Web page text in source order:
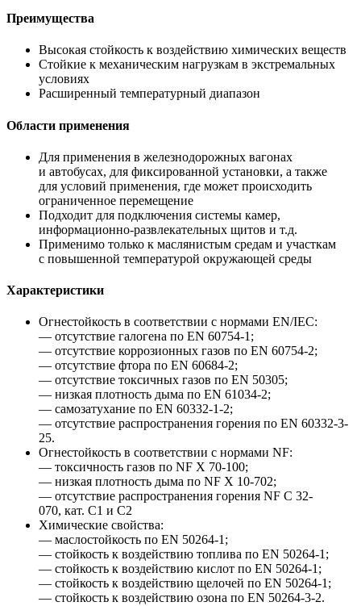
Преимущества
Высокая стойкость к воздействию химических веществ
Стойкие к механическим нагрузкам в экстремальных
условиях
Расширенный температурный диапазон
Области применения
Для применения в железнодорожных вагонах
и автобусах, для фиксированной установки, а также
для условий применения, где может происходить
ограниченное перемещение
Подходит для подключения системы камер,
информационно-развлекательных щитов и т.д.
Применимо только к маслянистым средам и участкам
с повышенной температурой окружающей среды
Характеристики
Огнестойкость в соответствии с нормами EN/IEC:
— отсутствие галогена по EN 60754-1;
— отсутствие коррозионных газов по EN 60754-2;
— отсутствие фтора по EN 60684-2;
— отсутствие токсичных газов по EN 50305;
— низкая плотность дыма по EN 61034-2;
— самозатухание по EN 60332-1-2;
— отсутствие распространения горения по EN 60332-3-
25.
Огнестойкость в соответствии с нормами NF:
— токсичность газов по NF X 70-100;
— низкая плотность дыма по NF X 10-702;
— отсутствие распространения горения NF C 32-
070, кат. C1 и C2
Химические свойства:
— маслостойкость по EN 50264-1;
— стойкость к воздействию топлива по EN 50264-1;
— стойкость к воздействию кислот по EN 50264-1;
— стойкость к воздействию щелочей по EN 50264-1;
— стойкость к воздействию озона по EN 50264-3-2.